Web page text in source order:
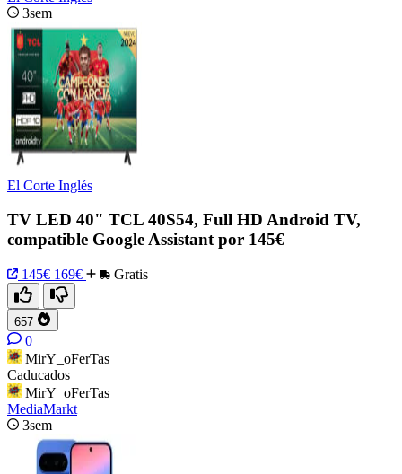
3sem
El Corte Inglés
TV LED 40" TCL 40S54, Full HD Android TV,
compatible Google Assistant por 145€
145€ 169€ Gratis
657
0
MirY_oFerTas
Caducados
MirY_oFerTas
MediaMarkt
3sem